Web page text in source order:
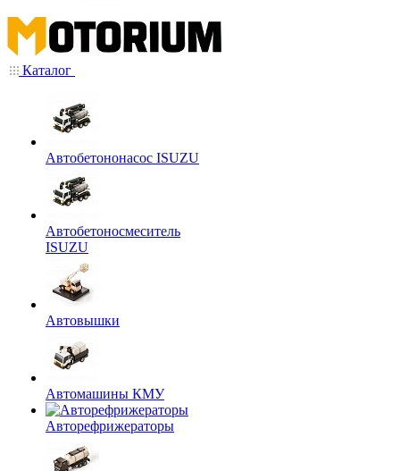
Каталог
Автобетононасос ISUZU
Автобетоносмеситель
ISUZU
Автовышки
Автомашины КМУ
Авторефрижераторы